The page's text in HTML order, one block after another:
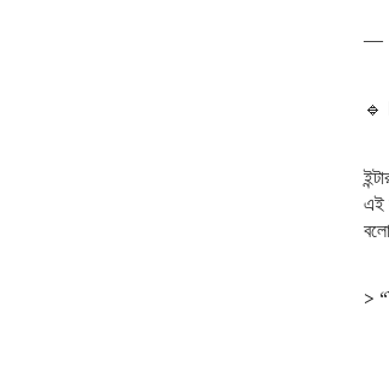
—
🔹
এই
>